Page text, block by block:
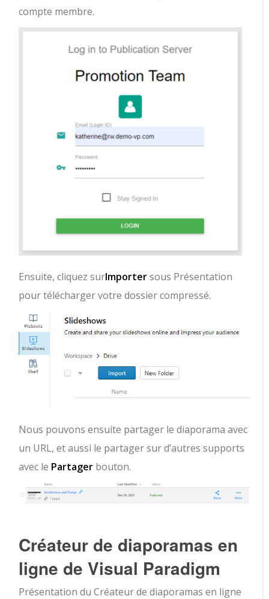
compte membre.
Ensuite, cliquez surImportersous Présentation
pour télécharger votre dossier compressé.
Nous pouvons ensuite partager le diaporama avec
un URL, et aussi le partager sur d’autres supports
avec le Partager bouton.
Créateur de diaporamas en
ligne de Visual Paradigm
Présentation du Créateur de diaporamas en ligne